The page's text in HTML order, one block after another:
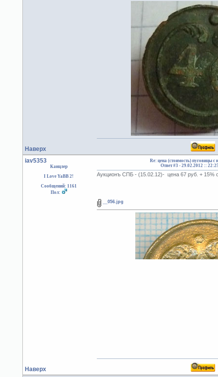
Наверх
iav5353
Канцлер
I Love YaBB 2!
Сообщений: 1161
Пол:
Re: цена (стоимость) пуговицы с
Ответ #3 -29.02.2012 ::
Аукционъ СПБ - (15.02.12)- цена 67 руб. + 15%
Наверх
__056.jpg